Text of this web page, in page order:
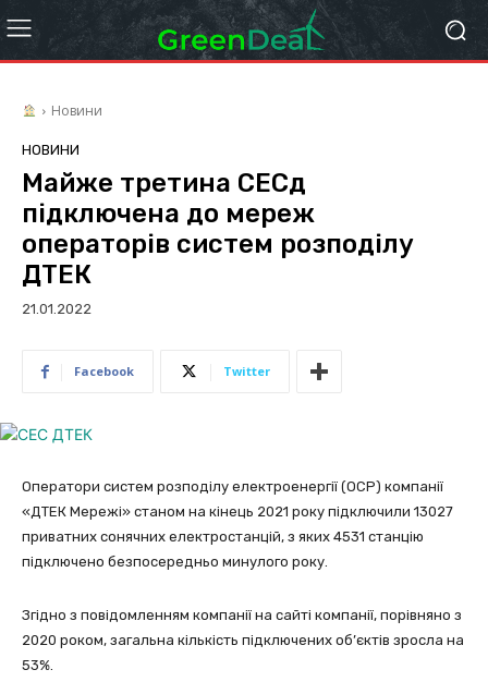
Новини
НОВИНИ
Майже третина СЕСд
підключена до мереж
операторів систем розподілу
ДТЕК
21.01.2022
Facebook Twitter
Оператори систем розподілу електроенергії (ОСР) компанії
«ДТЕК Мережі» станом на кінець 2021 року підключили 13027
приватних сонячних електростанцій, з яких 4531 станцію
підключено безпосередньо минулого року.
Згідно з повідомленням компанії на сайті компанії, порівняно з
2020 роком, загальна кількість підключених об’єктів зросла на
53%.